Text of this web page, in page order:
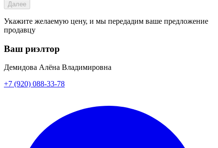
Далее
Укажите желаемую цену, и мы передадим ваше предложение
продавцу
Ваш риэлтор
Демидова Алёна Владимировна
+7 (920) 088-33-78